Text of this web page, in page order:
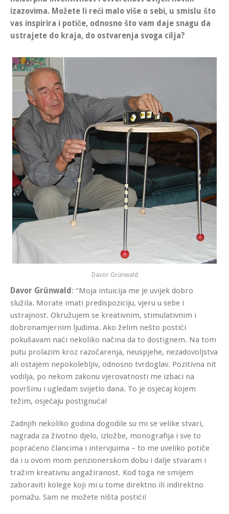
izazovima. Možete li reći malo više o sebi, u smislu što
vas inspirira i potiče, odnosno što vam daje snagu da
ustrajete do kraja, do ostvarenja svoga cilja?
Davor Grünwald
Davor Grünwald : “Moja intuicija me je uvijek dobro
služila. Morate imati predispoziciju, vjeru u sebe i
ustrajnost. Okružujem se kreativnim, stimulativnim i
dobronamjernim ljudima. Ako želim nešto postići
pokušavam naći nekoliko načina da to dostignem. Na tom
putu prolazim kroz razočarenja, neuspjehe, nezadovoljstva
ali ostajem nepokolebljiv, odnosno tvrdoglav. Pozitivna nit
vodilja, po nekom zakonu vjerovatnosti me izbaci na
površinu i ugledam svijetlo dana. To je osjećaj kojem
težim, osjećaju postignuća!
Zadnjih nekoliko godina dogodile su mi se velike stvari,
nagrada za životno djelo, izložbe, monografija i sve to
popraćeno člancima i intervjuima – to me uveliko potiče
da i u ovom mom penzionerskom dobu i dalje stvaram i
tražim kreativnu angažiranost. Kod toga ne smijem
zaboraviti kolege koji mi u tome direktno ili indirektno
pomažu. Sam ne možete ništa postići!